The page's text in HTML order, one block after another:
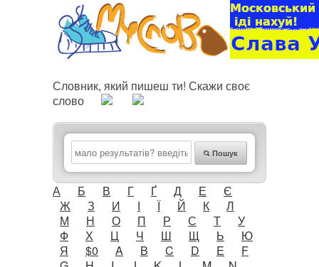
Словник, який пишеш ти! Скажи своє
слово
Пошук
А Б В Г Ґ Д Е
Є
Ж
З И І Ї Й К
Л
М
Н О П Р С Т
У
Ф
Х Ц Ч Ш Щ Ь
Ю
Я
$0 A B C D E
F